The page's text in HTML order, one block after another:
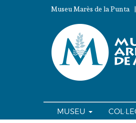
Museu Marès de la
MUSEU